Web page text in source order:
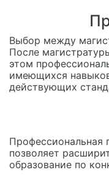
Выбор между
После
этом
имеющихся
действующих
Профессиональная
позволяет
образование по